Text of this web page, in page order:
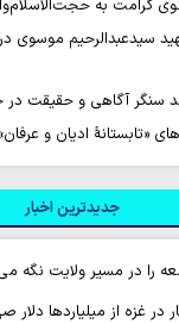
کرامت به
سیدعبدالرحیم موسوی در
سنگر آگاهی و حقیقت در
«تابستانهٔ ادیان و
جدیدترین اخبار
را در مسیر ولایت نگه